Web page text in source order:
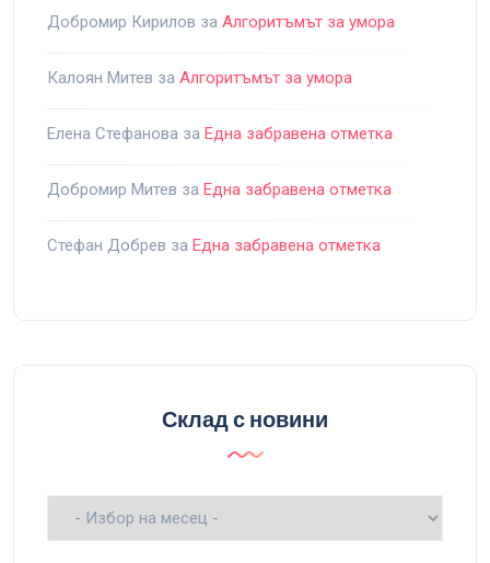
Добромир Кирилов за Алгоритъмът за умора
Калоян Митев за Алгоритъмът за умора
Елена Стефанова за Една забравена отметка
Добромир Митев за Една забравена отметка
Стефан Добрев за Една забравена отметка
Склад с новини
Склад